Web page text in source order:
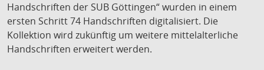
Handschriften der SUB Göttingen“ wurden in einem
ersten Schritt 74 Handschriften digitalisiert. Die
Kollektion wird zukünftig um weitere mittelalterliche
Handschriften erweitert werden.